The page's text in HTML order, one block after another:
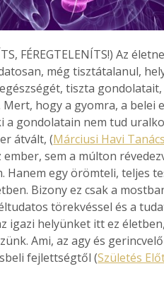
FÉREGTELENÍTS!) Az
még tisztátalanul,
tiszta
hogy a gyomra, a belei
a gondolatain nem tud
átvált, (Márciusi Havi
sem a múlton
Hanem egy örömteli, teljes
Bizony ez csak a
törekvéssel és a
igazi helyünket itt ez
Ami, az agy és
fejlettségtől (Születés